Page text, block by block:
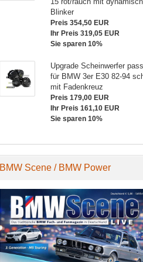
R3 / MT-07
14-19
Klarglas
schwarz
Ihr Preis 98,10 EUR
Sie sparen 10%
Blinker
Preis 354,50 EUR
Ihr Preis 319,05 EUR
Sie sparen 10%
Upgrade Scheinwerfer
für BMW 3er E30 82-94
mit Fadenkreuz
Preis 179,00 EUR
Ihr Preis 161,10 EUR
Sie sparen 10%
BMW Scene / BMW Power